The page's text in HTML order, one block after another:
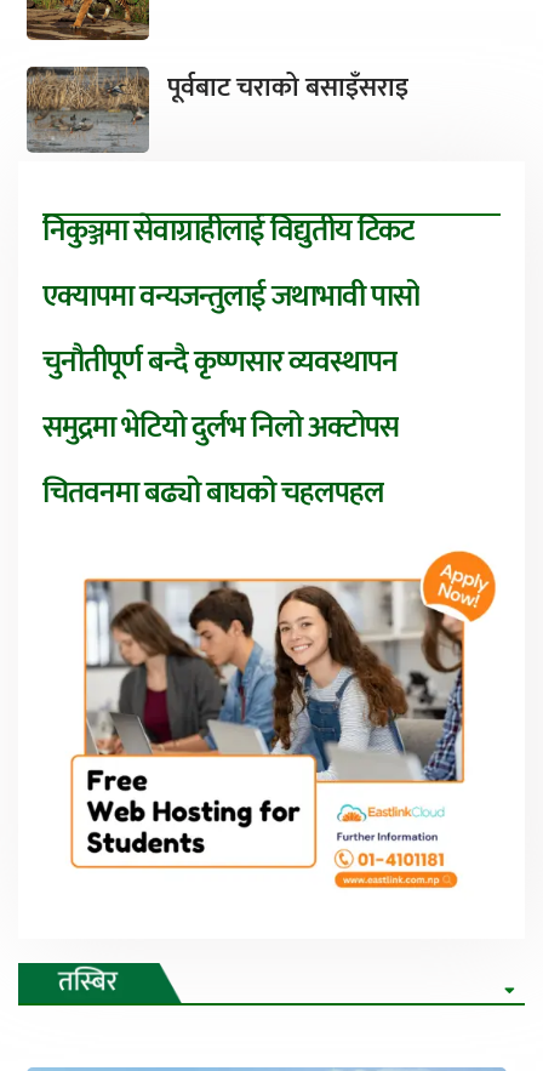
पूर्वबाट चराको बसाइँसराइ
निकुञ्जमा सेवाग्राहीलाई विद्युतीय टिकट
एक्यापमा वन्यजन्तुलाई जथाभावी पासो
चुनौतीपूर्ण बन्दै कृष्णसार व्यवस्थापन
समुद्रमा भेटियो दुर्लभ निलो अक्टोपस
चितवनमा बढ्यो बाघको चहलपहल